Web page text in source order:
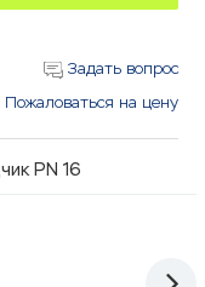
Задать вопрос
Пожаловаться на цену
PN 16